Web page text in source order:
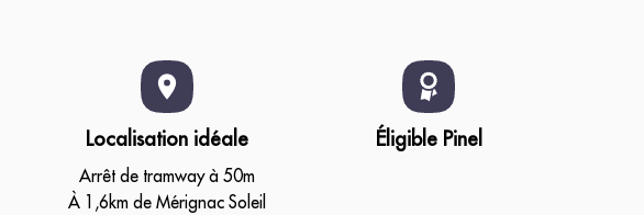
Localisation idéale
Arrêt de tramway à 50m
À 1,6km de Mérignac Soleil
Éligible Pinel